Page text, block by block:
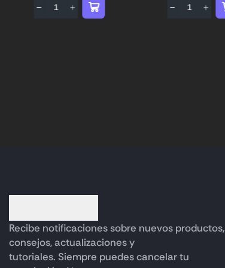
Recibe notificaciones sobre nuevos productos,
consejos, actualizaciones y
tutoriales. Siempre puedes cancelar tu